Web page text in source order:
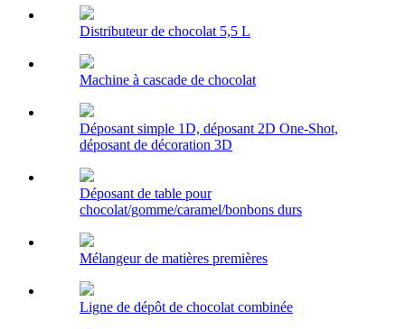
Distributeur de chocolat 5,5 L
Machine à cascade de chocolat
Déposant simple 1D, déposant 2D One-Shot,
déposant de décoration 3D
Déposant de table pour
chocolat/gomme/caramel/bonbons durs
Mélangeur de matières premières
Ligne de dépôt de chocolat combinée